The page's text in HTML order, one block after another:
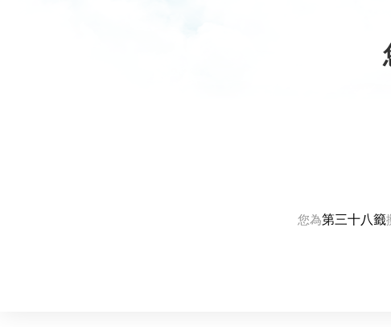
您為第三十八籤